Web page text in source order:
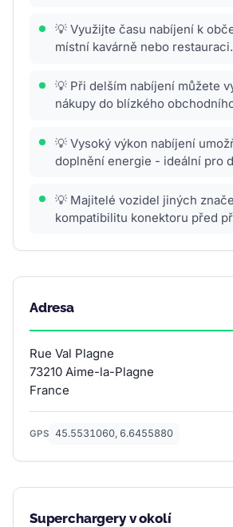
💡 Využijte času nabíjení k
místní kavárně nebo restauraci.
💡 Při delším nabíjení můžete
nákupy do blízkého
💡 Vysoký výkon nabíjení
doplnění energie - ideální pro
💡 Majitelé vozidel jiných
kompatibilitu konektoru před
Adresa
Rue Val Plagne
73210 Aime-la-Plagne
France
GPS 45.5531060, 6.6455880
Superchargery v okolí